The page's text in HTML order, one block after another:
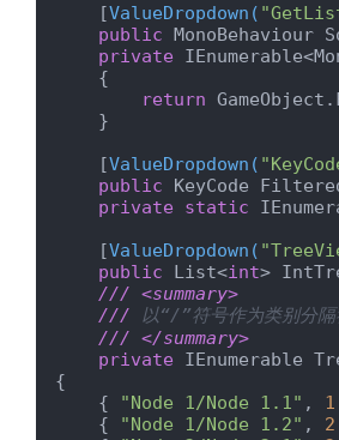
    [
ValueDropdown(
public MonoBehaviour
private
    {
return
    }
    [
ValueDropdown(
public KeyCode
private
static
    [
ValueDropdown(
public List<int>
/// <summary>
/// 以“/”符号作为类别分隔
/// </summary>
private IEnumerable
{
    {
"Node 1/Node 1.1" , 1
    {
"Node 1/Node 1.2" , 2